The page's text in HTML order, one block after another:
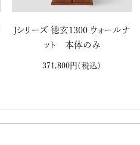
Jシリーズ 徳玄1300 ウォールナ
ット 本体のみ
371,800円 （税込）